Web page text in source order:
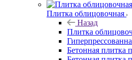
Плитка облицовочная
Назад
Плитка
Бетонная плитка